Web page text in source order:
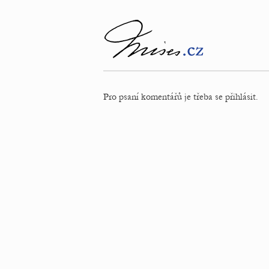
Pro psaní komentářů je třeba se přihlásit.